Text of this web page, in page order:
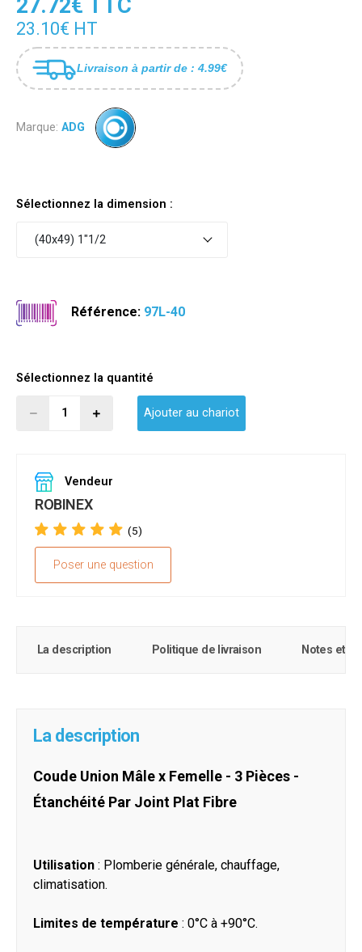
27.72€ TTC
23.10€ HT
Livraison à partir de : 4.99€
Marque: ADG
Sélectionnez la dimension :
(40x49) 1"1/2
Référence: 97L-40
Sélectionnez la quantité
Ajouter au chariot
Vendeur
ROBINEX
(5)
Poser une question
La description Politique de livraison Notes et
La description
Coude Union Mâle x Femelle - 3 Pièces -
Étanchéité Par Joint Plat Fibre
Utilisation : Plomberie générale, chauffage,
climatisation.
Limites de température : 0°C à +90°C.